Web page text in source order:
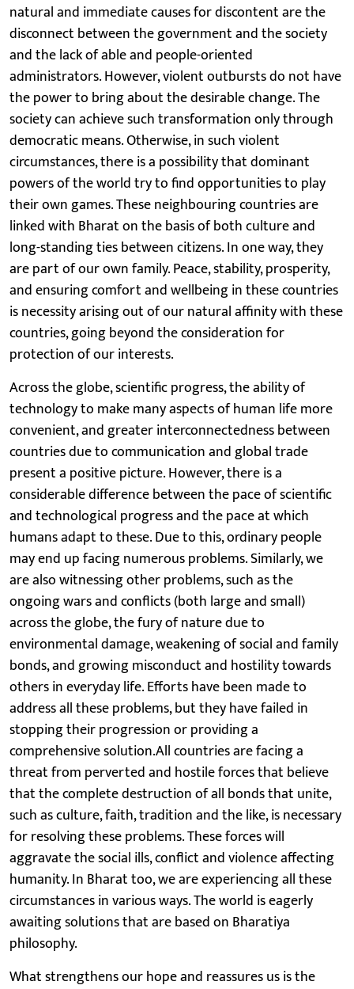
natural and immediate causes for discontent are the
disconnect between the government and the society
and the lack of able and people-oriented
administrators. However, violent outbursts do not have
the power to bring about the desirable change. The
society can achieve such transformation only through
democratic means. Otherwise, in such violent
circumstances, there is a possibility that dominant
powers of the world try to find opportunities to play
their own games. These neighbouring countries are
linked with Bharat on the basis of both culture and
long-standing ties between citizens. In one way, they
are part of our own family. Peace, stability, prosperity,
and ensuring comfort and wellbeing in these countries
is necessity arising out of our natural affinity with these
countries, going beyond the consideration for
protection of our interests.
Across the globe, scientific progress, the ability of
technology to make many aspects of human life more
convenient, and greater interconnectedness between
countries due to communication and global trade
present a positive picture. However, there is a
considerable difference between the pace of scientific
and technological progress and the pace at which
humans adapt to these. Due to this, ordinary people
may end up facing numerous problems. Similarly, we
are also witnessing other problems, such as the
ongoing wars and conflicts (both large and small)
across the globe, the fury of nature due to
environmental damage, weakening of social and family
bonds, and growing misconduct and hostility towards
others in everyday life. Efforts have been made to
address all these problems, but they have failed in
stopping their progression or providing a
comprehensive solution.All countries are facing a
threat from perverted and hostile forces that believe
that the complete destruction of all bonds that unite,
such as culture, faith, tradition and the like, is necessary
for resolving these problems. These forces will
aggravate the social ills, conflict and violence affecting
humanity. In Bharat too, we are experiencing all these
circumstances in various ways. The world is eagerly
awaiting solutions that are based on Bharatiya
philosophy.
What strengthens our hope and reassures us is the